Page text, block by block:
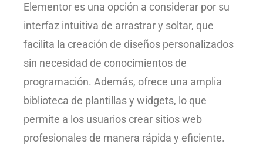
Elementor es una opción a considerar por su
interfaz intuitiva de arrastrar y soltar, que
facilita la creación de diseños personalizados
sin necesidad de conocimientos de
programación. Además, ofrece una amplia
biblioteca de plantillas y widgets, lo que
permite a los usuarios crear sitios web
profesionales de manera rápida y eficiente.